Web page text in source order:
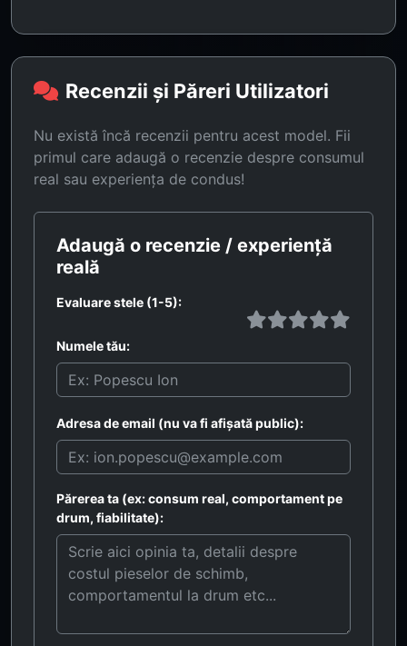
Recenzii și Păreri Utilizatori
Nu există încă recenzii pentru acest model. Fii
primul care adaugă o recenzie despre consumul
real sau experiența de condus!
Adaugă o recenzie / experiență
reală
Evaluare stele (1-5):
Numele tău:
Adresa de email (nu va fi afișată public):
Părerea ta (ex: consum real, comportament pe
drum, fiabilitate):